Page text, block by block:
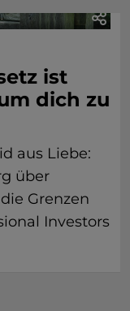
ist
dich zu
aus Liebe:
über
Grenzen
Investors